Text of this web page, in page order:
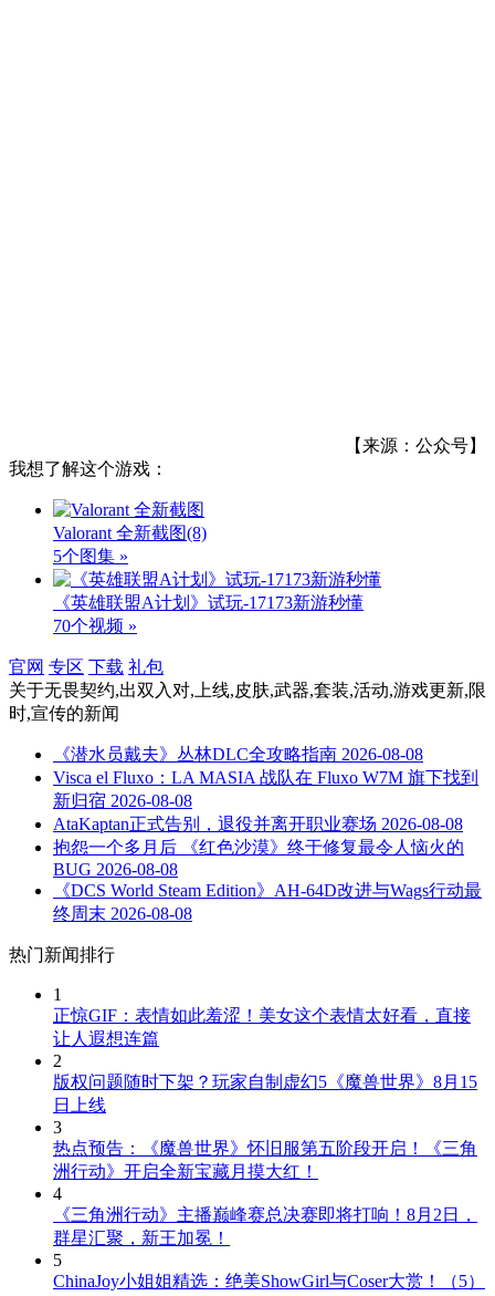
【来源：公众号】
我想了解这个游戏：
Valorant 全新截图(8)
5个图集 »
《英雄联盟A计划》试玩-17173新游秒懂
70个视频 »
官网 专区 下载 礼包
关于无畏契约,出双入对,上线,皮肤,武器,套装,活动,游戏更新,限
时,宣传的新闻
《潜水员戴夫》丛林DLC全攻略指南 2026-08-08
Visca el Fluxo：LA MASIA 战队在 Fluxo W7M 旗下找到
新归宿 2026-08-08
AtaKaptan正式告别，退役并离开职业赛场 2026-08-08
抱怨一个多月后 《红色沙漠》终于修复最令人恼火的
BUG 2026-08-08
《DCS World Steam Edition》AH-64D改进与Wags行动最
终周末 2026-08-08
热门新闻排行
1
正惊GIF：表情如此羞涩！美女这个表情太好看，直接
让人遐想连篇
2
版权问题随时下架？玩家自制虚幻5《魔兽世界》8月15
日上线
3
热点预告：《魔兽世界》怀旧服第五阶段开启！《三角
洲行动》开启全新宝藏月摸大红！
4
《三角洲行动》主播巅峰赛总决赛即将打响！8月2日，
群星汇聚，新王加冕！
5
ChinaJoy小姐姐精选：绝美ShowGirl与Coser大赏！（5）